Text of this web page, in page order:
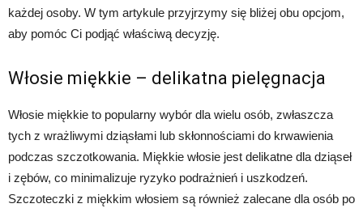
każdej osoby. W tym artykule przyjrzymy się bliżej obu opcjom,
aby pomóc Ci podjąć właściwą decyzję.
Włosie miękkie – delikatna pielęgnacja
Włosie miękkie to popularny wybór dla wielu osób, zwłaszcza
tych z wrażliwymi dziąsłami lub skłonnościami do krwawienia
podczas szczotkowania. Miękkie włosie jest delikatne dla dziąseł
i zębów, co minimalizuje ryzyko podrażnień i uszkodzeń.
Szczoteczki z miękkim włosiem są również zalecane dla osób po